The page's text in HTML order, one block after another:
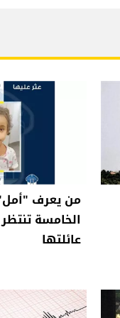
من يعرف
الخامسة
عائلتها